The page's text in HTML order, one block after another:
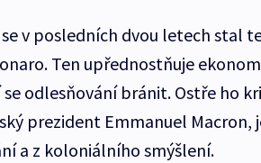
v posledních dvou letech stal
Ten upřednostňuje
odlesňování bránit. Ostře ho
prezident Emmanuel Macron,
a z koloniálního smýšlení.